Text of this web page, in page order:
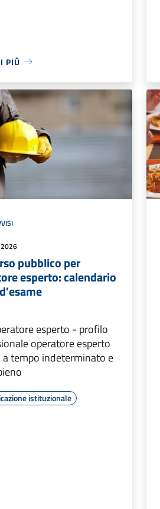
PIÙ
2026
pubblico per
esperto: calendario
esperto - profilo
operatore esperto
tempo indeterminato e
istituzionale